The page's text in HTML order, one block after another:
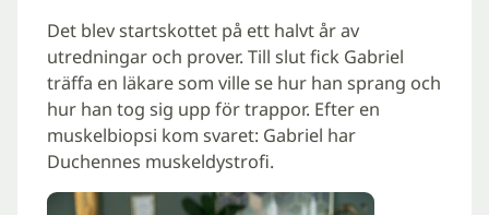
Det blev startskottet på ett halvt år av
utredningar och prover. Till slut fick Gabriel
träffa en läkare som ville se hur han sprang och
hur han tog sig upp för trappor. Efter en
muskelbiopsi kom svaret: Gabriel har
Duchennes muskeldystrofi.